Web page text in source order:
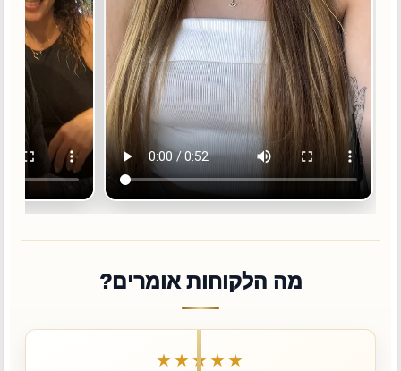
מה הלקוחות אומרים?
★★★★★